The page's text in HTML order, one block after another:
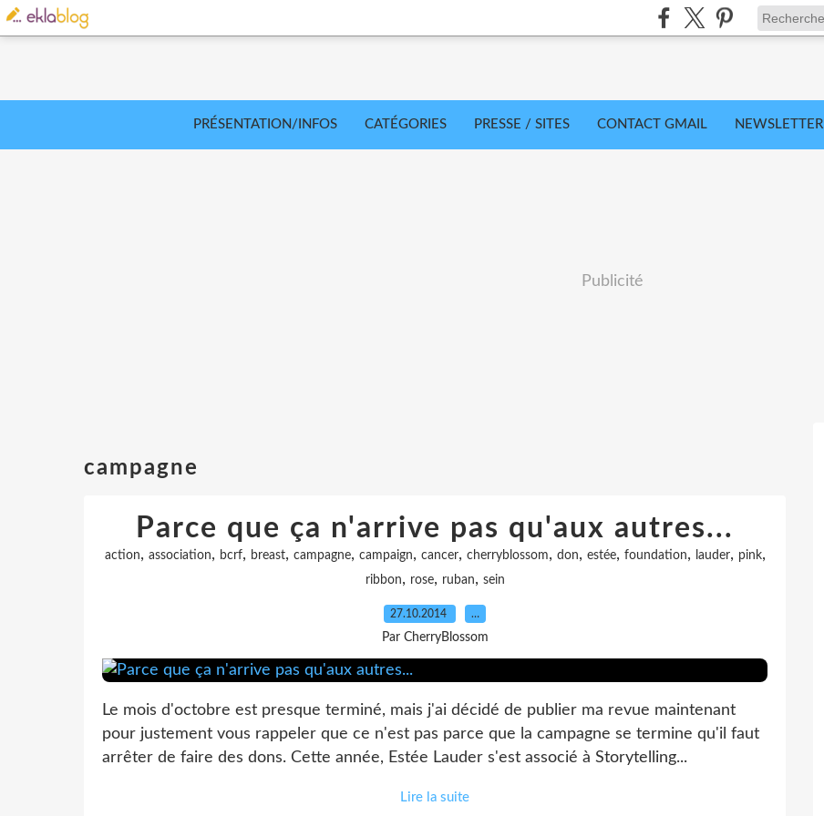
PRÉSENTATION/INFOS CATÉGORIES PRESSE / SITES CONTACT GMAIL NEWSLETTER
Publicité
campagne
Parce que ça n'arrive pas qu'aux autres...
action, association, bcrf, breast, campagne, campaign, cancer, cherryblossom, don, estée, foundation, lauder, pink,
ribbon, rose, ruban, sein
27.10.2014 …
Par CherryBlossom
Le mois d'octobre est presque terminé, mais j'ai décidé de publier ma revue maintenant
pour justement vous rappeler que ce n'est pas parce que la campagne se termine qu'il faut
arrêter de faire des dons. Cette année, Estée Lauder s'est associé à Storytelling...
Lire la suite